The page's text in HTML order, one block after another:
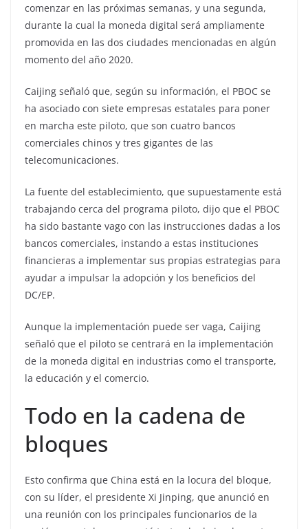
comenzar en las próximas semanas, y una segunda,
durante la cual la moneda digital será ampliamente
promovida en las dos ciudades mencionadas en algún
momento del año 2020.
Caijing señaló que, según su información, el PBOC se
ha asociado con siete empresas estatales para poner
en marcha este piloto, que son cuatro bancos
comerciales chinos y tres gigantes de las
telecomunicaciones.
La fuente del establecimiento, que supuestamente está
trabajando cerca del programa piloto, dijo que el PBOC
ha sido bastante vago con las instrucciones dadas a los
bancos comerciales, instando a estas instituciones
financieras a implementar sus propias estrategias para
ayudar a impulsar la adopción y los beneficios del
DC/EP.
Aunque la implementación puede ser vaga, Caijing
señaló que el piloto se centrará en la implementación
de la moneda digital en industrias como el transporte,
la educación y el comercio.
Todo en la cadena de
bloques
Esto confirma que China está en la locura del bloque,
con su líder, el presidente Xi Jinping, que anunció en
una reunión con los principales funcionarios de la